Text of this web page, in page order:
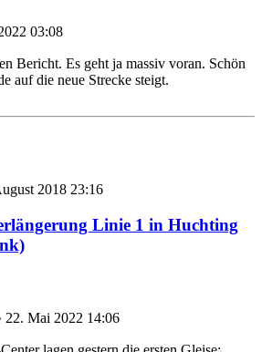
03:08
Bericht. Es geht ja massiv voran. Schön
auf die neue Strecke steigt.
2018 23:16
Linie 1 in Huchting
22. Mai 2022 14:06